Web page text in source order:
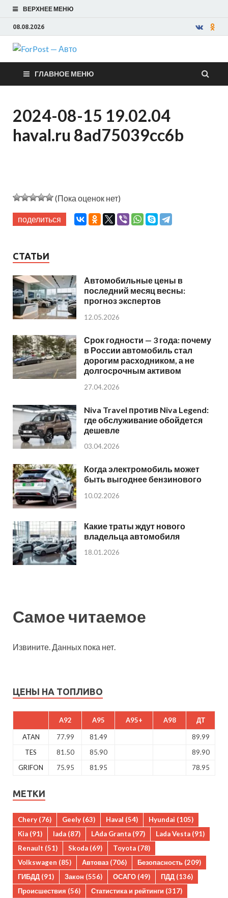
ВЕРХНЕЕ МЕНЮ
08.08.2026
ForPost —
Авто
ГЛАВНОЕ МЕНЮ
2024-08-15 19.02.04
haval.ru 8ad75039cc6b
(Пока оценок нет)
поделиться
СТАТЬИ
Автомобильные цены в
последний месяц весны:
прогноз экспертов
12.05.2026
Срок годности — 3 года: почему
в России автомобиль стал
дорогим расходником, а не
долгосрочным активом
27.04.2026
Niva Travel против Niva Legend:
где обслуживание обойдется
дешевле
03.04.2026
Когда электромобиль может
быть выгоднее бензинового
10.02.2026
Какие траты ждут нового
владельца автомобиля
18.01.2026
Самое читаемое
Извините. Данных пока нет.
ЦЕНЫ НА ТОПЛИВО
A92 A95 A95+ A98 ДТ
ATAN 77.99 81.49
89.99
TES
81.50 85.90
89.90
GRIFON
75.95 81.95 78.95
МЕТКИ
Chery (76) Geely (63) Haval (54) Hyundai (105)
Kia (91) lada (87) LAda Granta (97) Lada Vesta (91)
Renault (51) Skoda (69) Toyota (78)
Volkswagen (85) Автоваз (706) Безопасность (209)
ГИБДД (91) Закон (556) ОСАГО (49) ПДД (136)
Происшествия (56) Статистика и рейтинги (317)